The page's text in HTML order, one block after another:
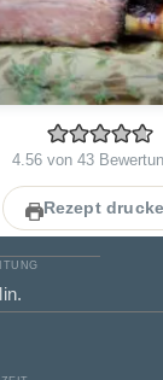
4.56von 43
Rezept